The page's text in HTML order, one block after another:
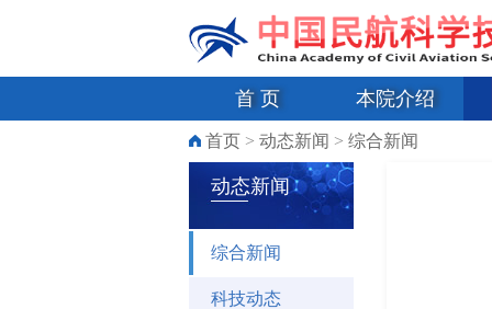
首 页 本院介绍
首页 > 动态新闻 > 综合新闻
动态新闻
综合新闻
科技动态